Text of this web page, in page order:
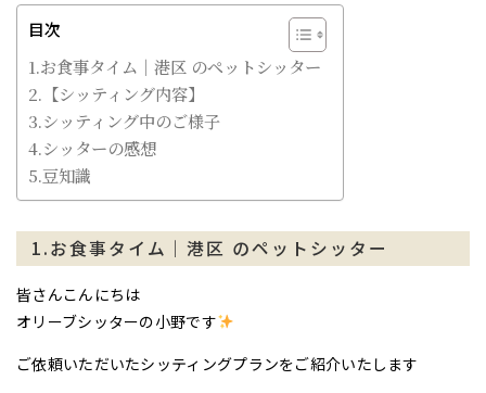
目次
1.お食事タイム｜港区 のペットシッター
2.【シッティング内容】
3.シッティング中のご様子
4.シッターの感想
5.豆知識
1.お食事タイム｜港区 のペットシッター
皆さんこんにちは
オリーブシッターの小野です
ご依頼いただいたシッティングプランをご紹介いたします